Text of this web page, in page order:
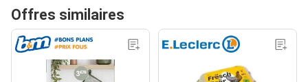
Offres similaires